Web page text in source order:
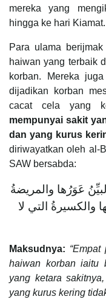
mereka yang
hingga ke hari Kiamat.
Para ulama
haiwan yang terbaik
korban. Mereka
dijadikan korban
cacat cela yang
mempunyai sakit
dan yang kurus
diriwayatkan oleh al-
SAW bersabda:
عَوَرُها والمريضةُ
والكسيرةُ التي لا
Maksudnya:
haiwan korban iaitu
yang ketara
yang kurus kering